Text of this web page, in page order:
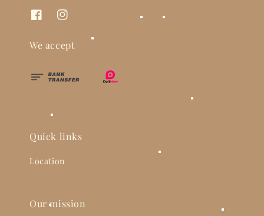
We accept
Quick links
Location
Our mission